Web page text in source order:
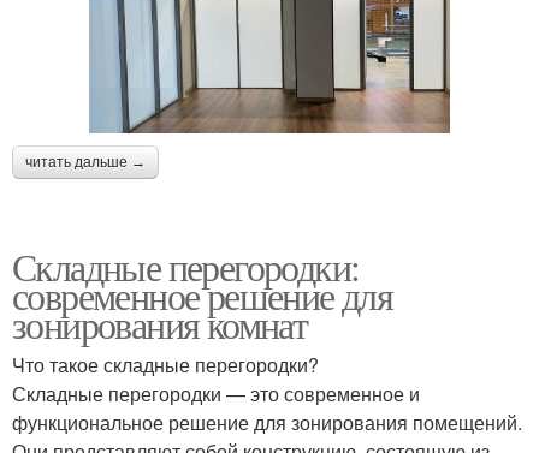
читать дальше →
Складные перегородки:
современное решение для
зонирования комнат
Что такое складные перегородки?
Складные перегородки — это современное и
функциональное решение для зонирования помещений.